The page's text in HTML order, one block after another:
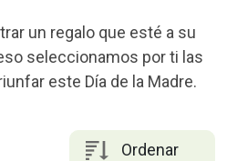
un regalo que esté a su
seleccionamos por ti las
este Día de la Madre.
Ordenar